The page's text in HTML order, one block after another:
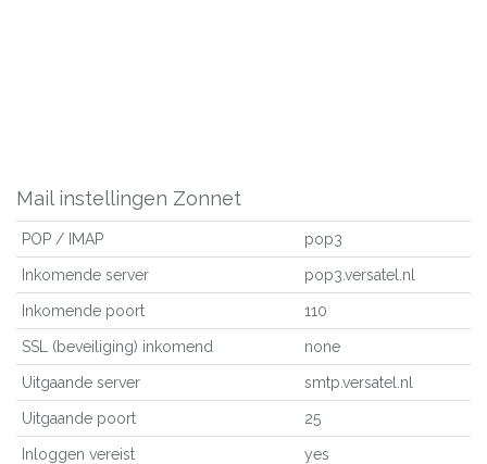
Mail instellingen Zonnet
POP / IMAP pop3
Inkomende server pop3.versatel.nl
Inkomende poort 110
SSL (beveiliging) inkomend none
Uitgaande server smtp.versatel.nl
Uitgaande poort 25
Inloggen vereist yes